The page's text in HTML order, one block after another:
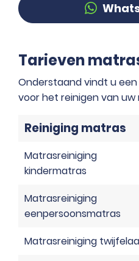
Tarieven
Onderstaand vindt u
voor het reinigen van uw
Reiniging matras
Matrasreiniging
kindermatras
Matrasreiniging
eenpersoonsmatras
Matrasreiniging